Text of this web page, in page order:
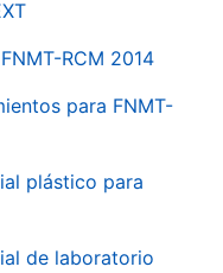
RCM 2014
para FNMT-
plástico para
de laboratorio